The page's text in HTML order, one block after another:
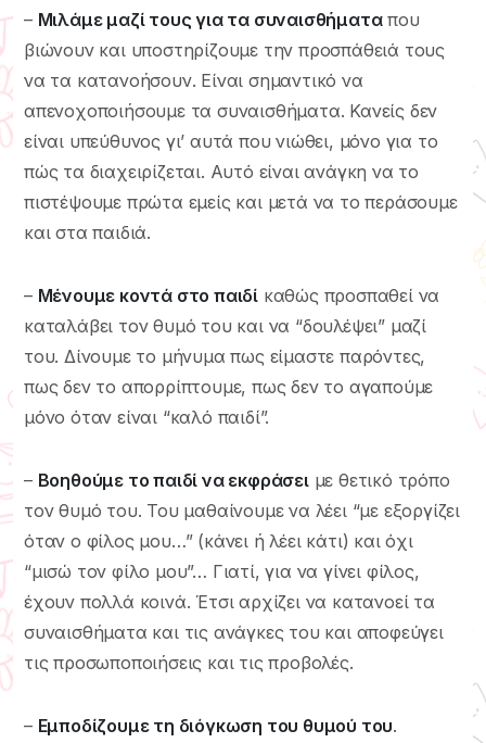
– Μιλάμε μαζί τους για τα συναισθήματαπου
βιώνουν και υποστηρίζουμε την προσπάθειά τους
να τα κατανοήσουν. Είναι σημαντικό να
απενοχοποιήσουμε τα συναισθήματα. Κανείς δεν
είναι υπεύθυνος γι’ αυτά που νιώθει, μόνο για το
πώς τα διαχειρίζεται. Αυτό είναι ανάγκη να το
πιστέψουμε πρώτα εμείς και μετά να το περάσουμε
και στα παιδιά.
– Μένουμε κοντά στο παιδί καθώς προσπαθεί να
καταλάβει τον θυμό του και να “δουλέψει” μαζί
του. Δίνουμε το μήνυμα πως είμαστε παρόντες,
πως δεν το απορρίπτουμε, πως δεν το αγαπούμε
μόνο όταν είναι “καλό παιδί”.
– Βοηθούμε το παιδί να εκφράσειμε θετικό τρόπο
τον θυμό του. Του μαθαίνουμε να λέει “με εξοργίζει
όταν ο φίλος μου…” (κάνει ή λέει κάτι) και όχι
“μισώ τον φίλο μου”… Γιατί, για να γίνει φίλος,
έχουν πολλά κοινά. Έτσι αρχίζει να κατανοεί τα
συναισθήματα και τις ανάγκες του και αποφεύγει
τις προσωποποιήσεις και τις προβολές.
– Εμποδίζουμε τη διόγκωση του θυμού του.